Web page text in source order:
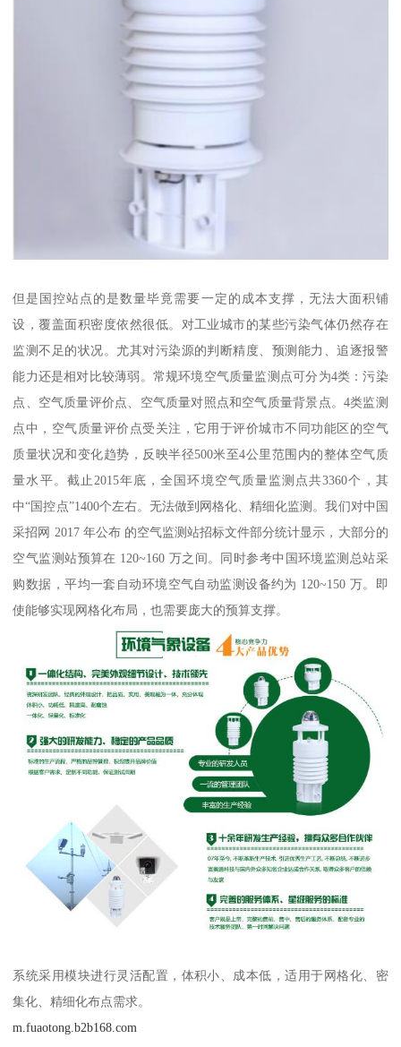
但是国控站点的是数量毕竟需要一定的成本支撑，无法大面积铺
设，覆盖面积密度依然很低。对工业城市的某些污染气体仍然存在
监测不足的状况。尤其对污染源的判断精度、预测能力、追逐报警
能力还是相对比较薄弱。常规环境空气质量监测点可分为4类：污染
点、空气质量评价点、空气质量对照点和空气质量背景点。4类监测
点中，空气质量评价点受关注，它用于评价城市不同功能区的空气
质量状况和变化趋势，反映半径500米至4公里范围内的整体空气质
量水平。截止2015年底，全国环境空气质量监测点共3360个，其
中“国控点”1400个左右。无法做到网格化、精细化监测。我们对中国
采招网 2017 年公布 的空气监测站招标文件部分统计显示，大部分的
空气监测站预算在 120~160 万之间。同时参考中国环境监测总站采
购数据，平均一套自动环境空气自动监测设备约为 120~150 万。即
使能够实现网格化布局，也需要庞大的预算支撑。
系统采用模块进行灵活配置，体积小、成本低，适用于网格化、密
集化、精细化布点需求。
m.fuaotong.b2b168.com